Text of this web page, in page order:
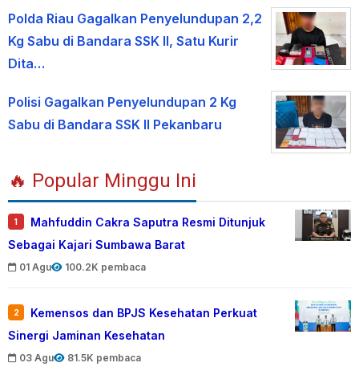
Polda Riau Gagalkan Penyelundupan 2,2
Kg Sabu di Bandara SSK II, Satu Kurir
Dita…
Polisi Gagalkan Penyelundupan 2 Kg
Sabu di Bandara SSK II Pekanbaru
🔥 Popular Minggu Ini
1
Mahfuddin Cakra Saputra Resmi Ditunjuk
Sebagai Kajari Sumbawa Barat
01 Agu 100.2K pembaca
2
Kemensos dan BPJS Kesehatan Perkuat
Sinergi Jaminan Kesehatan
03 Agu 81.5K pembaca